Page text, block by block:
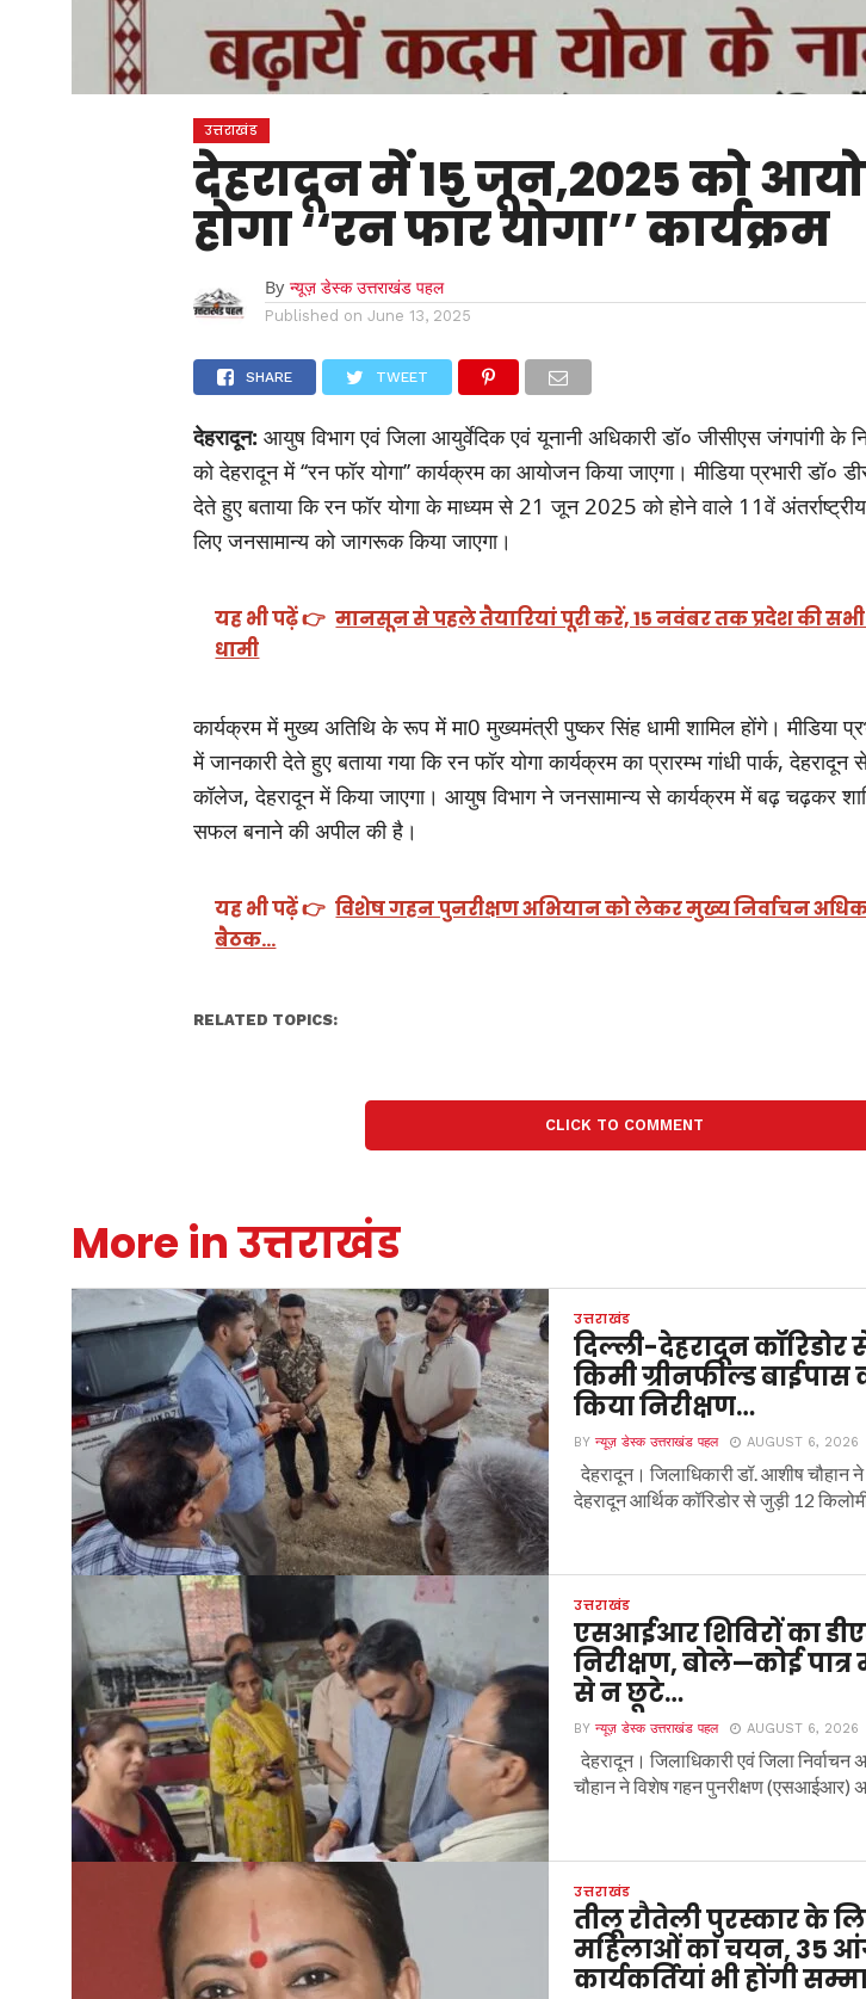
उत्तराखंड
देहरादून में 15 जून,2025 को
होगा ‘‘रन फॉर योगा’’ कार्यक्रम
By न्यूज़ डेस्क उत्तराखंड पहल
Published on June 13, 2025
SHARE TWEET
देहरादून: आयुष विभाग एवं जिला आयुर्वेदिक एवं यूनानी अधिकारी डॉ० जीसीएस जंगपांगी के
को देहरादून में ‘‘रन फॉर योगा’’ कार्यक्रम का आयोजन किया जाएगा। मीडिया प्रभारी डॉ०
देते हुए बताया कि रन फॉर योगा के माध्यम से 21 जून 2025 को होने वाले 11वें
लिए जनसामान्य को जागरूक किया जाएगा।
यह भी पढ़ें 👉 मानसून से पहले तैयारियां पूरी करें, 15 नवंबर तक प्रदेश की सभी
धामी
कार्यक्रम में मुख्य अतिथि के रूप में मा0 मुख्यमंत्री पुष्कर सिंह धामी शामिल होंगे। मीडिया
में जानकारी देते हुए बताया गया कि रन फॉर योगा कार्यक्रम का प्रारम्भ गांधी पार्क,
कॉलेज, देहरादून में किया जाएगा। आयुष विभाग ने जनसामान्य से कार्यक्रम में बढ़ चढ़कर
सफल बनाने की अपील की है।
यह भी पढ़ें 👉 विशेष गहन पुनरीक्षण अभियान को लेकर मुख्य निर्वाचन
बैठक…
RELATED TOPICS:
CLICK TO COMMENT
More in उत्तराखंड
उत्तराखंड
दिल्ली-देहरादून कॉरिडोर
किमी ग्रीनफील्ड बाईपास
किया निरीक्षण…
BYन्यूज़ डेस्क उत्तराखंड पहल AUGUST 6, 2026
देहरादून। जिलाधिकारी डॉ. आशीष चौहान
देहरादून आर्थिक कॉरिडोर से जुड़ी 12
उत्तराखंड
एसआईआर शिविरों का
निरीक्षण, बोले—कोई पात्र
से न छूटे…
BYन्यूज़ डेस्क उत्तराखंड पहल AUGUST 6, 2026
देहरादून। जिलाधिकारी एवं जिला निर्वाचन
चौहान ने विशेष गहन पुनरीक्षण (एसआईआर)
उत्तराखंड
तीलू रौतेली पुरस्कार के
महिलाओं का चयन, 35
कार्यकर्तियां भी होंगी